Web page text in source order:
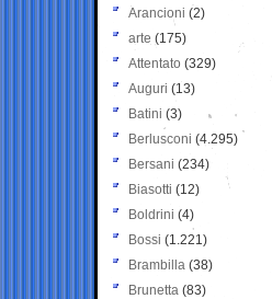
Arancioni (2)
arte (175)
Attentato (329)
Auguri (13)
Batini (3)
Berlusconi (4.295)
Bersani (234)
Biasotti (12)
Boldrini (4)
Bossi (1.221)
Brambilla (38)
Brunetta (83)